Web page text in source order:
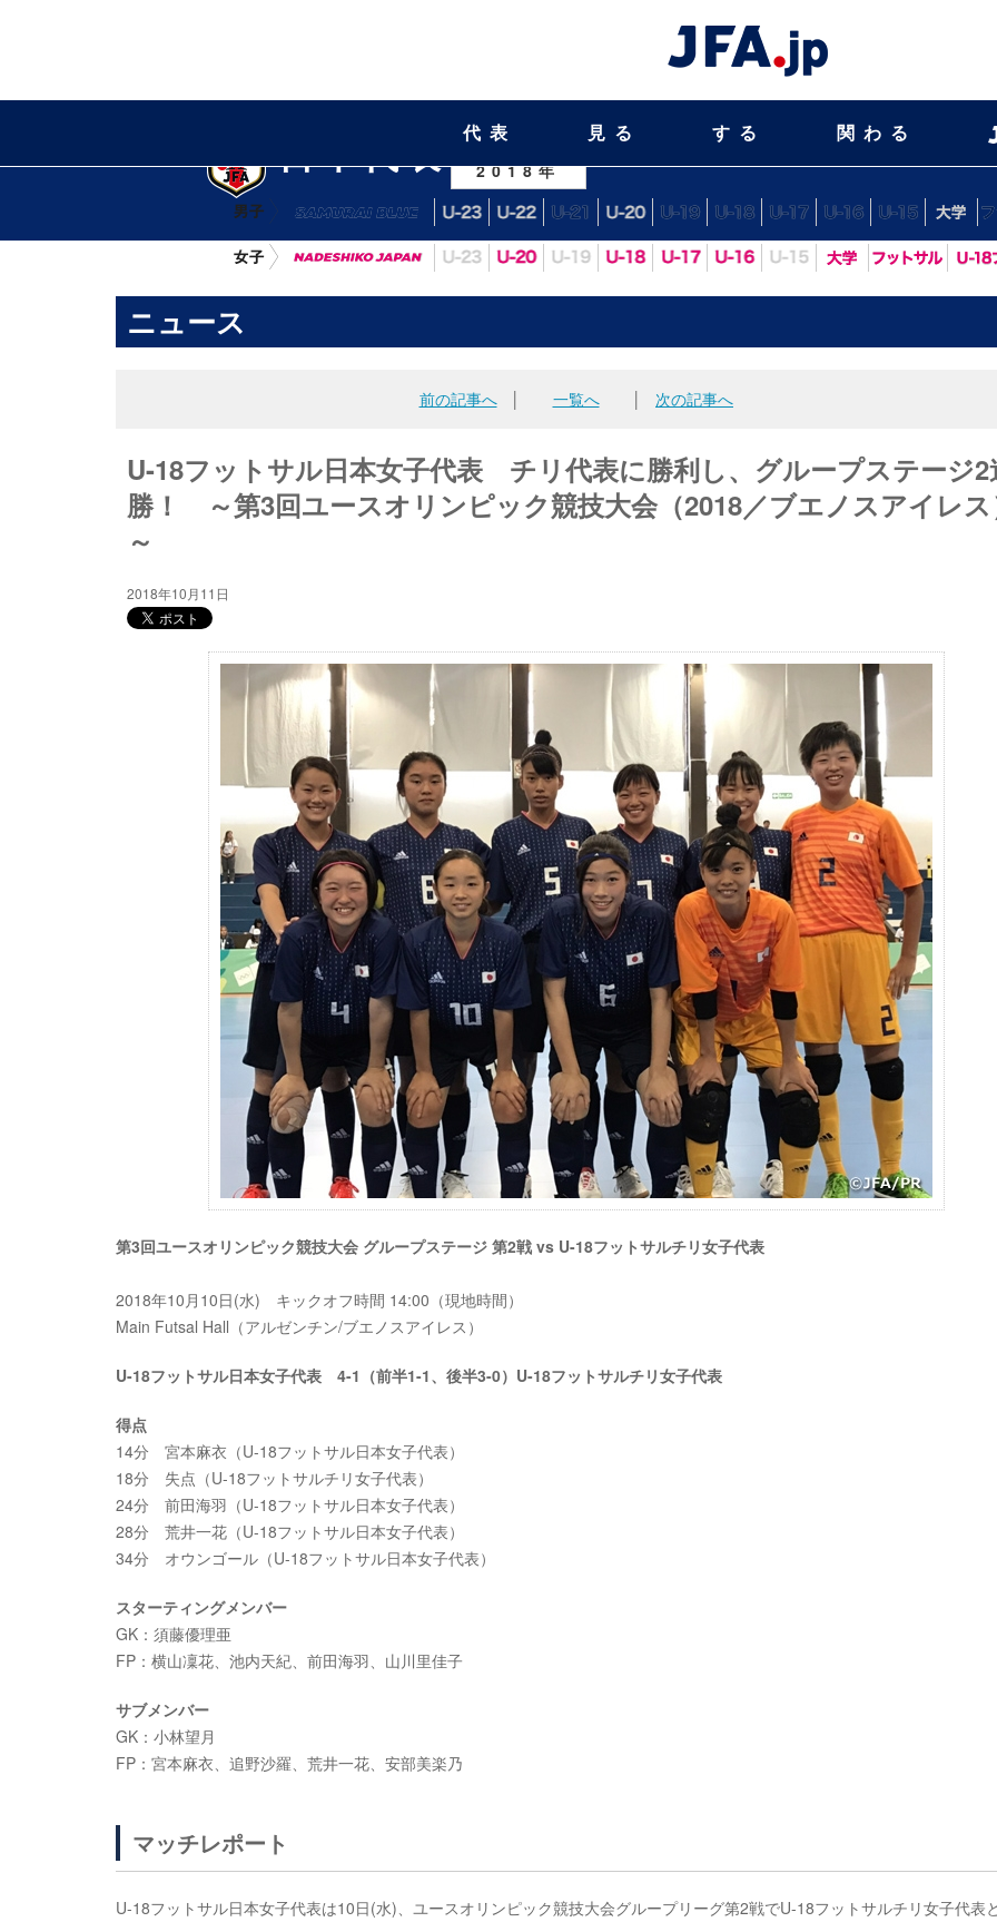
代表 見る する 関わる
日本代表 2018年
ニュース
前の記事へ│ 一覧へ 次の記事へ
U-18フットサル日本女子代表 チリ代表に勝利し、グループステージ2
勝！ ～第3回ユースオリンピック競技大会（2018／ブエノスアイレ
～
2018年10月11日
第3回ユースオリンピック競技大会 グループステージ 第2戦 vs U-18フットサルチリ女子代表
2018年10月10日(水) キックオフ時間 14:00（現地時間）
Main Futsal Hall（アルゼンチン/ブエノスアイレス）
U-18フットサル日本女子代表 4-1（前半1-1、後半3-0）U-18フットサルチリ女子代表
得点
14分 宮本麻衣（U-18フットサル日本女子代表）
18分 失点（U-18フットサルチリ女子代表）
24分 前田海羽（U-18フットサル日本女子代表）
28分 荒井一花（U-18フットサル日本女子代表）
34分 オウンゴール（U-18フットサル日本女子代表）
スターティングメンバー
GK：須藤優理亜
FP：横山凜花、池内天紀、前田海羽、山川里佳子
サブメンバー
GK：小林望月
FP：宮本麻衣、追野沙羅、荒井一花、安部美楽乃
マッチレポート
U-18フットサル日本女子代表は10日(水)、ユースオリンピック競技大会グループリーグ第2戦でU-18フットサルチリ女子代表